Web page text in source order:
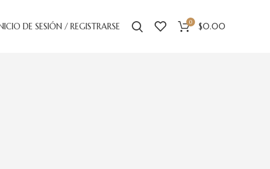
DE SESIÓN / REGISTRARSE 0 $0.00